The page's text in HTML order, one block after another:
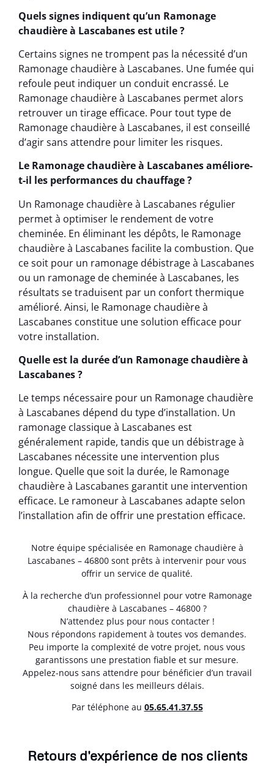
Quels signes indiquent qu’un Ramonage
chaudière à Lascabanes est utile ?
Certains signes ne trompent pas la nécessité d’un
Ramonage chaudière à Lascabanes. Une fumée qui
refoule peut indiquer un conduit encrassé. Le
Ramonage chaudière à Lascabanes permet alors
retrouver un tirage efficace. Pour tout type de
Ramonage chaudière à Lascabanes, il est conseillé
d’agir sans attendre pour limiter les risques.
Le Ramonage chaudière à Lascabanes améliore-
t-il les performances du chauffage ?
Un Ramonage chaudière à Lascabanes régulier
permet à optimiser le rendement de votre
cheminée. En éliminant les dépôts, le Ramonage
chaudière à Lascabanes facilite la combustion. Que
ce soit pour un ramonage débistrage à Lascabanes
ou un ramonage de cheminée à Lascabanes, les
résultats se traduisent par un confort thermique
amélioré. Ainsi, le Ramonage chaudière à
Lascabanes constitue une solution efficace pour
votre installation.
Quelle est la durée d’un Ramonage chaudière à
Lascabanes ?
Le temps nécessaire pour un Ramonage chaudière
à Lascabanes dépend du type d’installation. Un
ramonage classique à Lascabanes est
généralement rapide, tandis que un débistrage à
Lascabanes nécessite une intervention plus
longue. Quelle que soit la durée, le Ramonage
chaudière à Lascabanes garantit une intervention
efficace. Le ramoneur à Lascabanes adapte selon
l’installation afin de offrir une prestation efficace.
Notre équipe spécialisée en Ramonage chaudière à
Lascabanes – 46800 sont prêts à intervenir pour vous
offrir un service de qualité.
À la recherche d’un professionnel pour votre Ramonage
chaudière à Lascabanes – 46800 ?
N’attendez plus pour nous contacter !
Nous répondons rapidement à toutes vos demandes.
Peu importe la complexité de votre projet, nous vous
garantissons une prestation fiable et sur mesure.
Appelez-nous sans attendre pour bénéficier d’un travail
soigné dans les meilleurs délais.
Par téléphone au 05.65.41.37.55
Retours d'expérience de nos clients